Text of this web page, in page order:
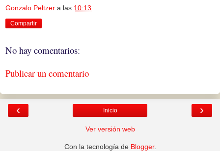
Gonzalo Peltzer a las 10:13
Compartir
No hay comentarios:
Publicar un comentario
‹ ›
Inicio
Ver versión web
Con la tecnología de Blogger.